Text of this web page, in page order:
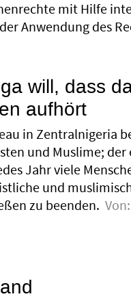
mit Hilfe
Anwendung des
will, dass
aufhört
in Zentralnigeria
und Muslime;
Jahr viele
und
zu beenden. Von: